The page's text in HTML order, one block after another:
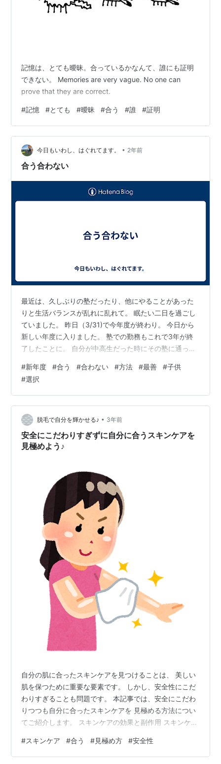
記憶は、とても曖昧。合っているかなんて、誰にも証明
できない。 Memories are very vague. No one can
prove that they are correct.
#記憶 #とても #曖昧 #合う #誰 #証明
今日もいわし、はぐれてます。 • 2年前
合う合わない
最近は、久しぶりの塾だったり、他にやることがあった
りと生活バランスが乱れに乱れて。 眠たい二日を過ごし
ていました。 昨日（3/31)で今年度が終わり。 今日から
新しい年度に入りました。 塾での勤務もこれで3年が終
了したことに。 自分が中高生だった時にその塾に通って
しているわけですが。 やはり、たくさんの生徒を見れば
見るほど感じること。 自分一人が、万人の生徒に対して
わかりやすい説明をすることなど不可能だということ。
擬音を使って説明されるとわかる子供。 一から理論立て
て説明されるとわかる子。 発展的な内容にどんどん進ん
でいきたい子。 勉強に対し…
#新年度 #合う #合わない #方法 #最善 #子供
#選択
脱毛で自分を輝かせる♪ • 3年前
安全にこだわりすぎずに自分に合うスキンケアを
見極めよう♪
自分の肌に合ったスキンケアを見つけることは、 美しい
肌を保つために重要な要素です。 しかし、安全性にこだ
わりすぎることも問題です。 本記事では、安全にこだわ
りつつも自分に合ったスキンケアを 見極める方法につい
てご紹介します。 スキンケアの効果と副作用 スキンケア
かし、一方で副作用のリスクもあります。 肌に合わない
成分や過剰な使用は、 かえって肌トラブルを引き起こす
#スキンケア #合う #見極め方 #安全性